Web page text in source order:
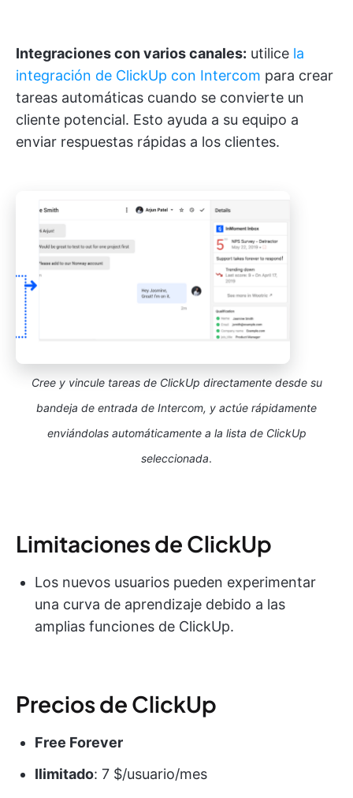
Integraciones con varios canales: utilice la
integración de ClickUp con Intercom para crear
tareas automáticas cuando se convierte un
cliente potencial. Esto ayuda a su equipo a
enviar respuestas rápidas a los clientes.
Cree y vincule tareas de ClickUp directamente desde su
bandeja de entrada de Intercom, y actúe rápidamente
enviándolas automáticamente a la lista de ClickUp
seleccionada.
Limitaciones de ClickUp
Los nuevos usuarios pueden experimentar
una curva de aprendizaje debido a las
amplias funciones de ClickUp.
Precios de ClickUp
Free Forever
Ilimitado: 7 $/usuario/mes